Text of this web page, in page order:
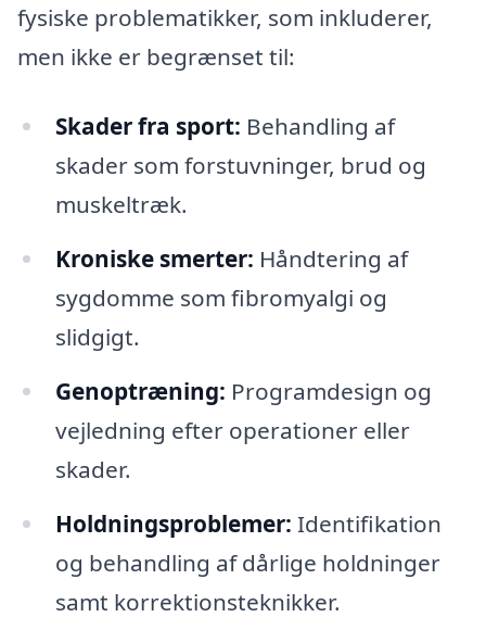
fysiske problematikker, som inkluderer,
men ikke er begrænset til:
Skader fra sport: Behandling af
skader som forstuvninger, brud og
muskeltræk.
Kroniske smerter: Håndtering af
sygdomme som fibromyalgi og
slidgigt.
Genoptræning: Programdesign og
vejledning efter operationer eller
skader.
Holdningsproblemer: Identifikation
og behandling af dårlige holdninger
samt korrektionsteknikker.